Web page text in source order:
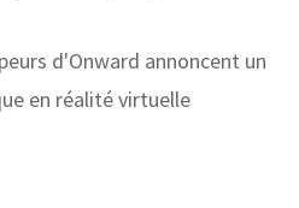
d'Onward annoncent un
en réalité virtuelle